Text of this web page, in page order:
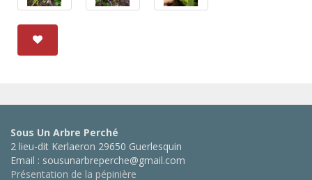
Sous Un Arbre Perché
2 lieu-dit Kerlaeron 29650 Guerlesquin
Email : sousunarbreperche@gmail.com
Présentation de la pépinière